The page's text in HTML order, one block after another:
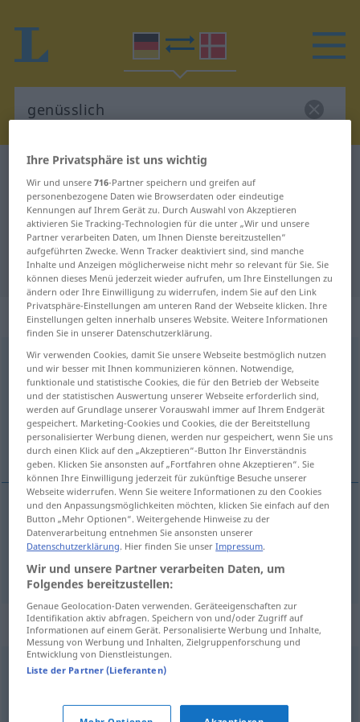
Deutsch-Dänisch Wörterbuch
Deutsch-Dänisch Übersetzung für
"genüsslich"
"genüsslich" Dänisch Übersetzung
„genüsslich“
genüsslich
Übersicht aller Übersetzungen
(Für mehr Details die Übersetzung anklicken/antippen)
med nydelse, nydende, suffisant
mednydelse, nydende genüsslich
suffisant genüsslich
Synonyme für "genüsslich"
genießerisch,lustbetont (geh., ironisierend)
Ihre Privatsphäre ist uns wichtig
Wir und unsere716-Partner speichern und greifen auf
personenbezogene Daten wie Browserdaten oder eindeutige
Kennungen auf Ihrem Gerät zu. Durch Auswahl von Akzeptieren
aktivieren Sie Tracking-Technologien für die unter „Wir und unsere
Partner verarbeiten Daten, um Ihnen Dienste bereitzustellen“
aufgeführten Zwecke. Wenn Tracker deaktiviert sind, sind manche
Inhalte und Anzeigen möglicherweise nicht mehr so relevant für Sie. Sie
können dieses Menü jederzeit wieder aufrufen, um Ihre Einstellungen zu
ändern oder Ihre Einwilligung zu widerrufen, indem Sie auf den Link
Privatsphäre-Einstellungen am unteren Rand der Webseite klicken. Ihre
Einstellungen gelten innerhalb unseres Website. Weitere Informationen
finden Sie in unserer Datenschutzerklärung.
Wir verwenden Cookies, damit Sie unsere Webseite bestmöglich nutzen
und wir besser mit Ihnen kommunizieren können. Notwendige,
funktionale und statistische Cookies, die für den Betrieb der Webseite
und der statistischen Auswertung unserer Webseite erforderlich sind,
werden auf Grundlage unserer Vorauswahl immer auf Ihrem Endgerät
gespeichert. Marketing-Cookies und Cookies, die der Bereitstellung
personalisierter Werbung dienen, werden nur gespeichert, wenn Sie uns
durch einen Klick auf den „Akzeptieren“-Button Ihr Einverständnis
geben. Klicken Sie ansonsten auf „Fortfahren ohne Akzeptieren“. Sie
können Ihre Einwilligung jederzeit für zukünftige Besuche unserer
Webseite widerrufen. Wenn Sie weitere Informationen zu den Cookies
und den Anpassungsmöglichkeiten möchten, klicken Sie einfach auf den
Button „Mehr Optionen“. Weitergehende Hinweise zu der
Datenverarbeitung entnehmen Sie ansonsten unserer
Datenschutzerklärung. Hier finden Sie unserImpressum.
Wir und unsere Partner verarbeiten Daten, um
Folgendes bereitzustellen:
Genaue Geolocation-Daten verwenden. Geräteeigenschaften zur
Identifikation aktiv abfragen. Speichern von und/oder Zugriff auf
Informationen auf einem Gerät. Personalisierte Werbung und Inhalte,
Messung von Werbung und Inhalten, Zielgruppenforschung und
Entwicklung von Dienstleistungen.
Liste der Partner (Lieferanten)